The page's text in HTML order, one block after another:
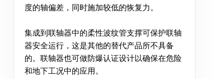
度的轴偏差，同时施加较低的恢复力。
集成到联轴器中的柔性波纹管支撑可保护联轴
器安全运行，这是其他的替代产品所不具备
的。联轴器也可做防爆认证设计以确保在危险
和地下工况中的应用。